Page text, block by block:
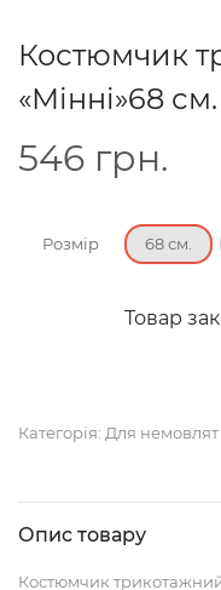
Костюмчик
«Мінні»68 см.
546 грн.
Розмір 68 см.
Товар
Категорія: Для немовлят
Опис товару
Костюмчик трикотажний